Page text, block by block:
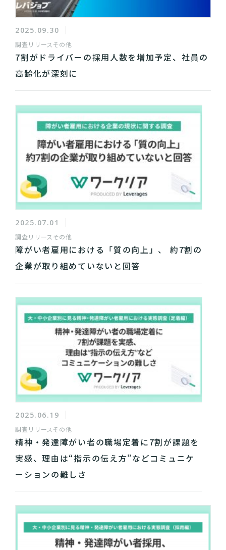
2025.09.30
調査リリース その他
7割がドライバーの採用人数を増加予定、社員の
高齢化が深刻に
2025.07.01
調査リリース その他
障がい者雇用における「質の向上」、 約7割の
企業が取り組めていないと回答
2025.06.19
調査リリース その他
精神・発達障がい者の職場定着に7割が課題を
実感、理由は“指示の伝え方”などコミュニケ
ーションの難しさ